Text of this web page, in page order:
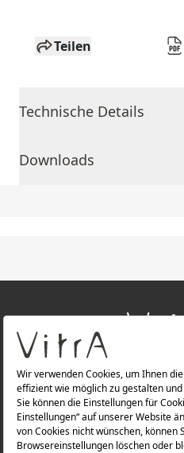
Teilen
Technische Details
Downloads
ÜBER UNS